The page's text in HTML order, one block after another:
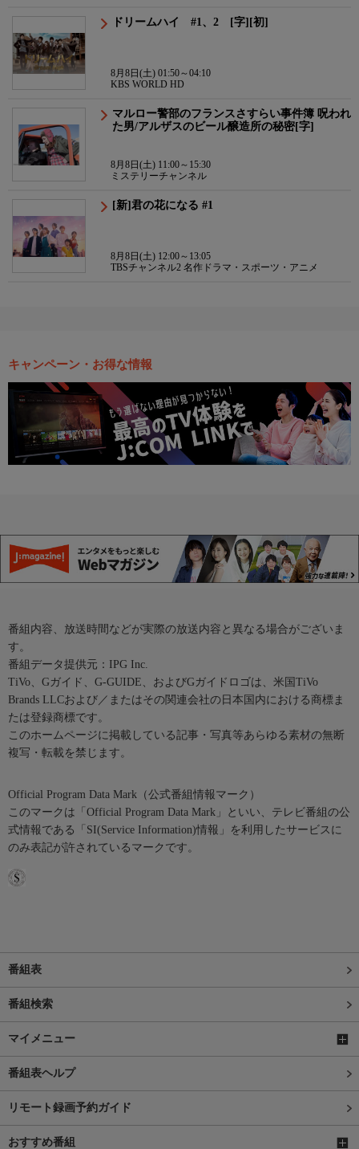
ドリームハイ #1、2 [字][初]
8月8日(土) 01:50～04:10
KBS WORLD HD
マルロー警部のフランスさすらい事件簿 呪われ
た男/アルザスのビール醸造所の秘密[字]
8月8日(土) 11:00～15:30
ミステリーチャンネル
[新]君の花になる #1
8月8日(土) 12:00～13:05
TBSチャンネル2 名作ドラマ・スポーツ・アニメ
キャンペーン・お得な情報
番組内容、放送時間などが実際の放送内容と異なる場合がございま
す。
番組データ提供元：IPG Inc.
TiVo、Gガイド、G-GUIDE、およびGガイドロゴは、米国TiVo
Brands LLCおよび／またはその関連会社の日本国内における商標ま
たは登録商標です。
このホームページに掲載している記事・写真等あらゆる素材の無断
複写・転載を禁じます。
Official Program Data Mark（公式番組情報マーク）
このマークは「Official Program Data Mark」といい、テレビ番組の公
式情報である「SI(Service Information)情報」を利用したサービスに
のみ表記が許されているマークです。
番組表
番組検索
マイメニュー
番組表ヘルプ
リモート録画予約ガイド
おすすめ番組